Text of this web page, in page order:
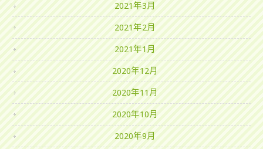
2021年3月
2021年2月
2021年1月
2020年12月
2020年11月
2020年10月
2020年9月